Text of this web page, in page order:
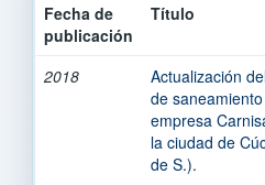
Fecha de
publicación
Título
2018
Actualización
de
empresa
la ciudad de
de S.).